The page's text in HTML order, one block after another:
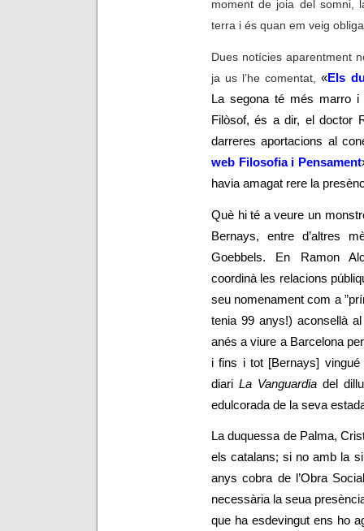
moment de joia del somni,
terra i és quan em veig
Dues notícies aparentment
ja us l’he comentat,«Els
La segona té més marro i
Filòsof, és a dir, el doctor
darreres aportacions al
web Filosofia i Pensament
havia amagat rere la
Què hi té a veure un
Bernays, entre d’altres
Goebbels. En Ramon
coordinà les relacions
seu nomenament com a
tenia 99 anys!) aconsellà
anés a viure a Barcelona
i fins i tot [Bernays] vingué
diari La Vanguardiadel
edulcorada de la seva
La duquessa de Palma,
els catalans; si no amb la
anys cobra de l’Obra
necessària la seua
que ha esdevingut ens ho